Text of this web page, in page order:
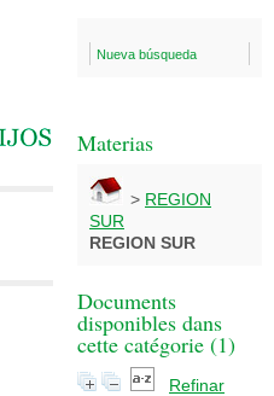
Nueva búsqueda
Materias
> REGION
SUR
REGION SUR
Documents
disponibles dans
cette catégorie (1)
Refinar